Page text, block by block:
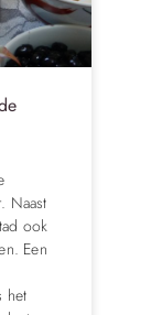
Naast
ook
Een
het